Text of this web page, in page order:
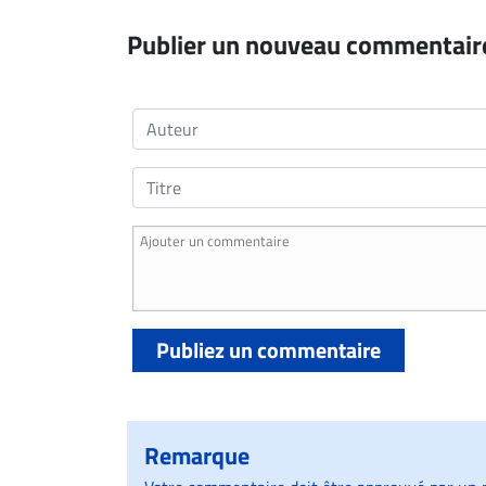
Publier un nouveau
Publiez un commentaire
Remarque